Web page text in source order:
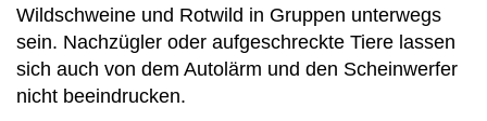
Wildschweine und Rotwild in Gruppen unterwegs
sein. Nachzügler oder aufgeschreckte Tiere lassen
sich auch von dem Autolärm und den Scheinwerfer
nicht beeindrucken.